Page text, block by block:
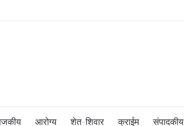
आरोग्य शेत-शिवार क्राईम संपादकीय